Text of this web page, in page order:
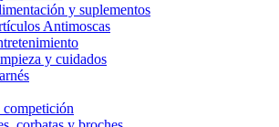
y suplementos
Antimoscas
y cuidados
competición